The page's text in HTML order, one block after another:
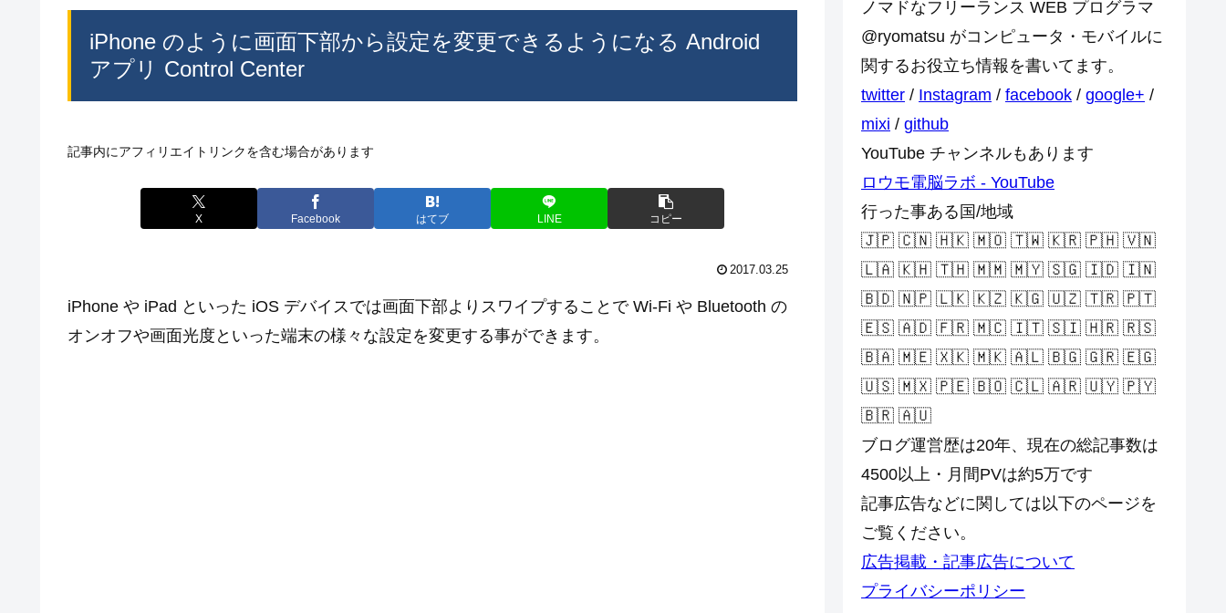
iPhone のように画面下部から設定を変更できるようになる Android
アプリ Control Center
記事内にアフィリエイトリンクを含む場合があります
X Facebook はてブ LINE コピー
2017.03.25
iPhone や iPad といった iOS デバイスでは画面下部よりスワイプすることで Wi-Fi や Bluetooth の
オンオフや画面光度といった端末の様々な設定を変更する事ができます。
ノマドなフリーランス WEB プログラマ
@ryomatsu がコンピュータ・モバイルに
関するお役立ち情報を書いてます。
twitter / Instagram / facebook / google+ /
mixi / github
YouTube チャンネルもあります
ロウモ電脳ラボ - YouTube
行った事ある国/地域
🇯🇵 🇨🇳 🇭🇰 🇲🇴 🇹🇼 🇰🇷 🇵🇭 🇻🇳
🇱🇦 🇰🇭 🇹🇭 🇲🇲 🇲🇾 🇸🇬 🇮🇩 🇮🇳
🇧🇩 🇳🇵 🇱🇰 🇰🇿 🇰🇬 🇺🇿 🇹🇷 🇵🇹
🇪🇸 🇦🇩 🇫🇷 🇲🇨 🇮🇹 🇸🇮 🇭🇷 🇷🇸
🇧🇦 🇲🇪 🇽🇰 🇲🇰 🇦🇱 🇧🇬 🇬🇷 🇪🇬
🇺🇸 🇲🇽 🇵🇪 🇧🇴 🇨🇱 🇦🇷 🇺🇾 🇵🇾
🇧🇷 🇦🇺
ブログ運営歴は20年、現在の総記事数は
4500以上・月間PVは約5万です
記事広告などに関しては以下のページを
ご覧ください。
広告掲載・記事広告について
プライバシーポリシー